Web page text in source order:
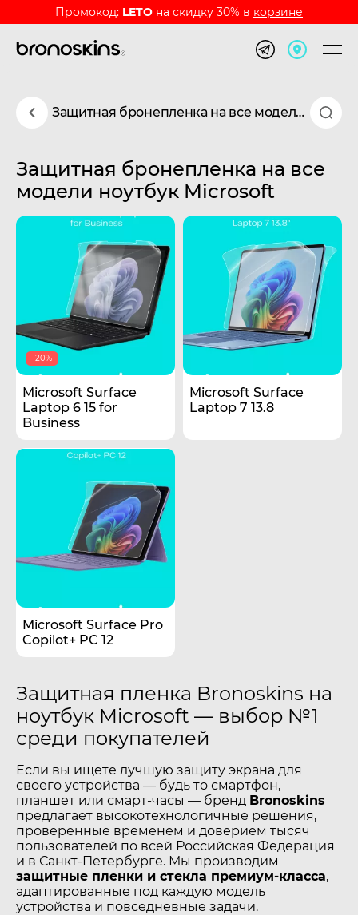
Промокод: LETO на скидку 30% в корзине
Защитная бронепленка на все модели ноутбук Microsoft
Защитная бронепленка на все
модели ноутбук Microsoft
-20%
Microsoft Surface
Laptop 6 15 for
Business
Microsoft Surface
Laptop 7 13.8
Microsoft Surface Pro
Copilot+ PC 12
Защитная пленка Bronoskins на
ноутбук Microsoft — выбор №1
среди покупателей
Если вы ищете лучшую защиту экрана для
своего устройства — будь то смартфон,
планшет или смарт-часы — бренд Bronoskins
предлагает высокотехнологичные решения,
проверенные временем и доверием тысяч
пользователей по всей Российская Федерация
и в Санкт-Петербурге. Мы производим
защитные пленки и стекла премиум-класса,
адаптированные под каждую модель
устройства и повседневные задачи.